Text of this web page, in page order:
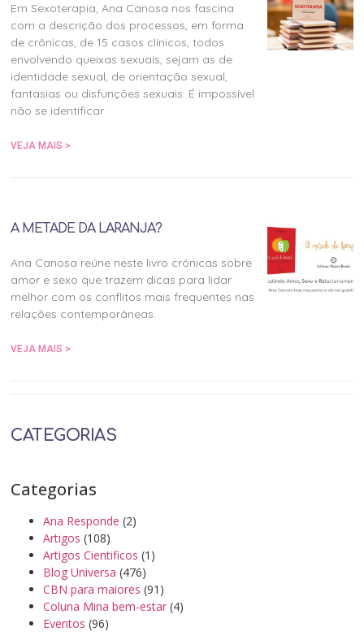
Em Sexoterapia, Ana Canosa nos fascina
com a descrição dos processos, em forma
de crônicas, de 15 casos clínicos, todos
envolvendo queixas sexuais, sejam as de
identidade sexual, de orientação sexual,
fantasias ou disfunções sexuais. É impossível
não se identificar
VEJA MAIS >
A METADE DA LARANJA?
Ana Canosa reúne neste livro crônicas sobre
amor e sexo que trazem dicas para lidar
melhor com os conflitos mais frequentes nas
relações contemporâneas.
VEJA MAIS >
CATEGORIAS
Categorias
Ana Responde (2)
Artigos (108)
Artigos Cientificos (1)
Blog Universa (476)
CBN para maiores (91)
Coluna Mina bem-estar (4)
Eventos (96)